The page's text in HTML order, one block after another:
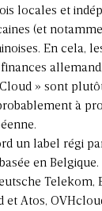
locales et
(et
En cela,
Cloud » sont
à
un label régi
en
Telekom,
et Atos,